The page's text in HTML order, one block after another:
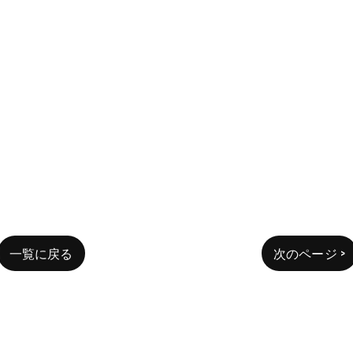
一覧に戻る 次のページ >